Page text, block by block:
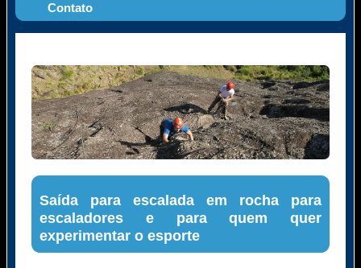
Contato
Saída para escalada em rocha para
escaladores e para quem quer
experimentar o esporte